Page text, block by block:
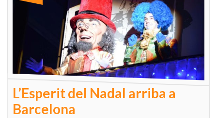
L’Esperit del Nadal arriba a
Barcelona